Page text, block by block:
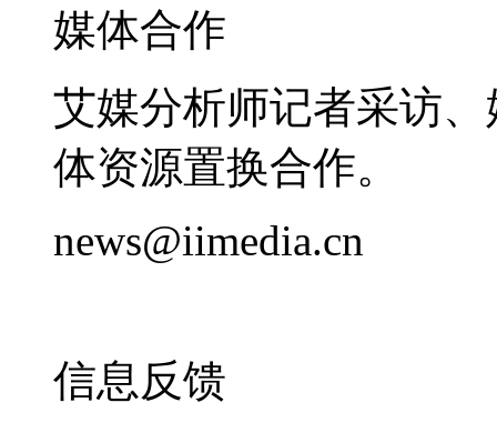
媒体合作
艾媒分析师记者采访
体资源置换合作。
news@iimedia.cn
信息反馈